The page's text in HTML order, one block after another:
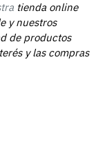
tienda online
y nuestros
de productos
y las compras